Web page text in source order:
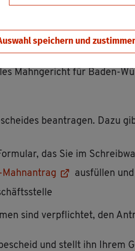
speichern und
Ge­schäfts­sitz in Baden-
Mahn­ge­richt für Baden-
be­an­tra­gen. Dazu
das Sie im
Mahn­an­trag
aus­fül­len
sind ver­pflich­tet, den
und stellt ihn Ihrem